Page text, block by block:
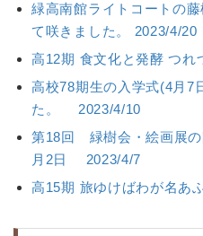
緑高南館ライトコートの
て咲きました。 2023/4/20
高12期 食文化と発酵 つれ
高校78期生の入学式(4月7
た。 2023/4/10
第18回 緑樹会・絵画展
月2日 2023/4/7
高15期 旅ゆけばわが名